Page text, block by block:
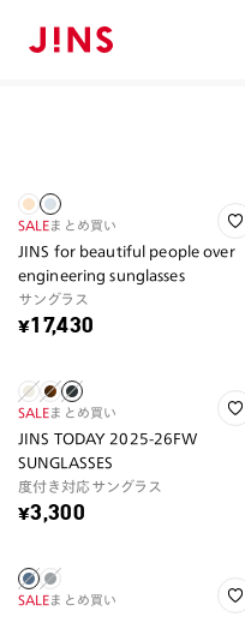
SALEまとめ買い
JINS for beautiful people over
engineering sunglasses
サングラス
¥17,430
SALEまとめ買い
JINS TODAY 2025-26FW
SUNGLASSES
度付き対応サングラス
¥3,300
SALEまとめ買い